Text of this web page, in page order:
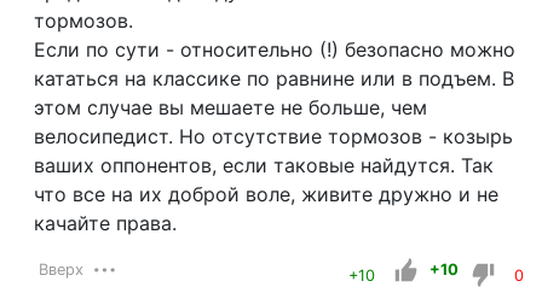
тормозов.
Если по сути - относительно (!) безопасно можно
кататься на классике по равнине или в подъем. В
этом случае вы мешаете не больше, чем
велосипедист. Но отсутствие тормозов - козырь
ваших оппонентов, если таковые найдутся. Так
что все на их доброй воле, живите дружно и не
качайте права.
Вверх +10 +10 0